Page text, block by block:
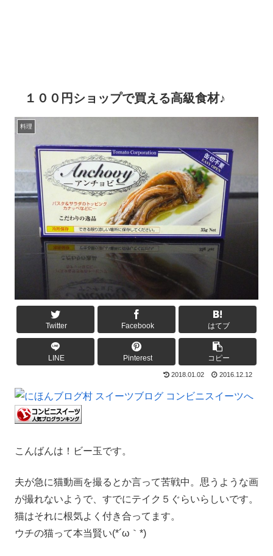
１００円ショップで買える高級食材♪
料理
Twitter Facebook はてブ
LINE Pinterest コピー
2018.01.02 2016.12.12
こんばんは！ビー玉です。
夫が急に猫動画を撮るとか言って苦戦中。思うような画
が撮れないようで、すでにテイク５ぐらいらしいです。
猫はそれに根気よく付き合ってます。
ウチの猫って本当賢い(*´ω｀*)